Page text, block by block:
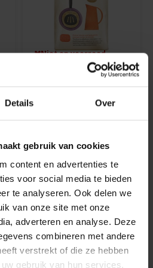
Details Over
gebruik van cookies
content en advertenties te
voor social media te bieden
te analyseren. Ook delen we
van onze site met onze
adverteren en analyse. Deze
combineren met andere
verstrekt of die ze hebben
gebruik van hun services.
Niet op voorraad
Glutenvrij